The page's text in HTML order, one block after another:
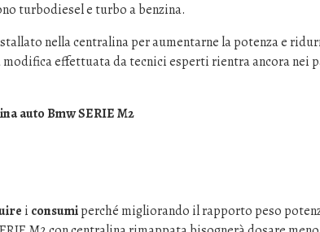
turbodiesel e turbo a benzina.
nella centralina per aumentarne la potenza e
effettuata da tecnici esperti rientra ancora nei
auto Bmw SERIE M2
i consumiperché migliorando il rapporto peso